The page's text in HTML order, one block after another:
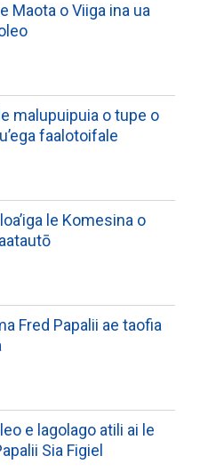
Maota o Viiga ina ua
malupuipuia o tupe o
faalotoifale
le Komesina o
Fred Papalii ae taofia
e lagolago atili ai le
Sia Figiel